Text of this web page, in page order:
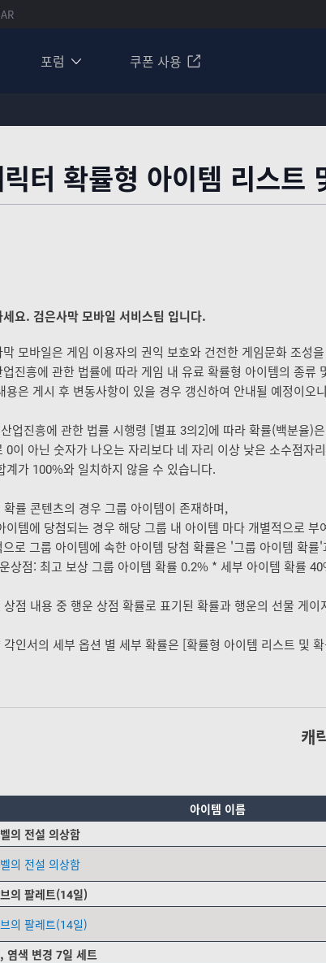
포럼 쿠폰 사용
터 확률형 아이템 리스트
요. 검은사막 모바일 서비스팀 입니다.
막 모바일은 게임 이용자의 권익 보호와 건전한 게임문화 조성
업진흥에 관한 법률에 따라 게임 내 유료 확률형 아이템의 종류
용은 게시 후 변동사항이 있을 경우 갱신하여 안내될 예정이오
업진흥에 관한 법률 시행령 [별표 3의2]에 따라 확률(백분율)은
0이 아닌 숫자가 나오는 자리보다 네 자리 이상 낮은 소수점자
계가 100%와 일치하지 않을 수 있습니다.
률 콘텐츠의 경우 그룹 아이템이 존재하며,
이템에 당첨되는 경우 해당 그룹 내 아이템 마다 개별적으로
으로 그룹 아이템에 속한 아이템 당첨 확률은 '그룹 아이템 확
상점: 최고 보상 그룹 아이템 확률 0.2% * 세부 아이템 확률
점 내용 중 행운 상점 확률로 표기된 확률과 행운의 선물 게
각인서의 세부 옵션 별 세부 확률은 [확률형 아이템 리스트 및
캐
아이템 이름
의 전설 의상함
의 전설 의상함
의 팔레트(14일)
의 팔레트(14일)
염색 변경 7일 세트